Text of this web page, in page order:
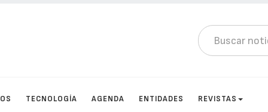
TECNOLOGÍA AGENDA ENTIDADES REVISTAS